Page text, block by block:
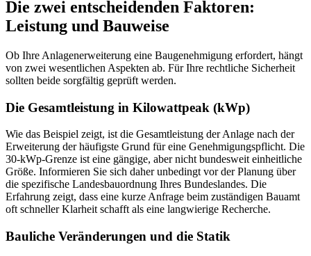
Die zwei entscheidenden Faktoren:
Leistung und Bauweise
Ob Ihre Anlagenerweiterung eine Baugenehmigung erfordert, hängt
von zwei wesentlichen Aspekten ab. Für Ihre rechtliche Sicherheit
sollten beide sorgfältig geprüft werden.
Die Gesamtleistung in Kilowattpeak (kWp)
Wie das Beispiel zeigt, ist die Gesamtleistung der Anlage nach der
Erweiterung der häufigste Grund für eine Genehmigungspflicht. Die
30-kWp-Grenze ist eine gängige, aber nicht bundesweit einheitliche
Größe. Informieren Sie sich daher unbedingt vor der Planung über
die spezifische Landesbauordnung Ihres Bundeslandes. Die
Erfahrung zeigt, dass eine kurze Anfrage beim zuständigen Bauamt
oft schneller Klarheit schafft als eine langwierige Recherche.
Bauliche Veränderungen und die Statik